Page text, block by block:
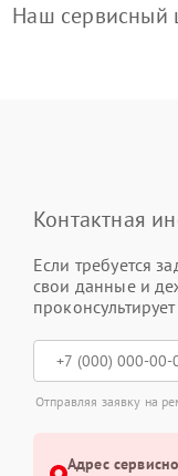
Наш сервисный
Контактная
Если требуется
свои данные и
Отправляя заявку на
Адрес